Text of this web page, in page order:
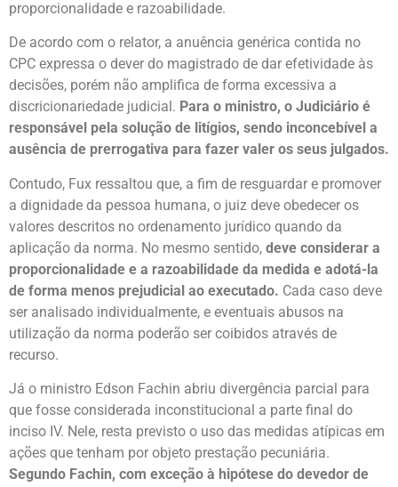
proporcionalidade e razoabilidade.
De acordo com o relator, a anuência genérica contida no
CPC expressa o dever do magistrado de dar efetividade às
decisões, porém não amplifica de forma excessiva a
discricionariedade judicial. Para o ministro, o Judiciário é
responsável pela solução de litígios, sendo inconcebível a
ausência de prerrogativa para fazer valer os seus julgados.
Contudo, Fux ressaltou que, a fim de resguardar e promover
a dignidade da pessoa humana, o juiz deve obedecer os
valores descritos no ordenamento jurídico quando da
aplicação da norma. No mesmo sentido, deve considerar a
proporcionalidade e a razoabilidade da medida e adotá-la
de forma menos prejudicial ao executado. Cada caso deve
ser analisado individualmente, e eventuais abusos na
utilização da norma poderão ser coibidos através de
recurso.
Já o ministro Edson Fachin abriu divergência parcial para
que fosse considerada inconstitucional a parte final do
inciso IV. Nele, resta previsto o uso das medidas atípicas em
ações que tenham por objeto prestação pecuniária.
Segundo Fachin, com exceção à hipótese do devedor de